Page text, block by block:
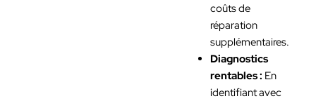
coûts de
réparation
supplémentaires.
Diagnostics
rentables : En
identifiant avec